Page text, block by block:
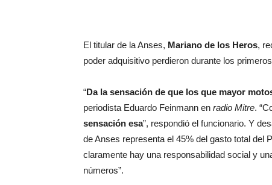
El titular de la Anses, Mariano de los Heros,
poder adquisitivo perdieron durante los
“Da la sensación de que los que mayor
periodista Eduardo Feinmann en radio Mitre.
sensación esa”, respondió el funcionario. Y
de Anses representa el 45% del gasto total del
claramente hay una responsabilidad social y
números”.